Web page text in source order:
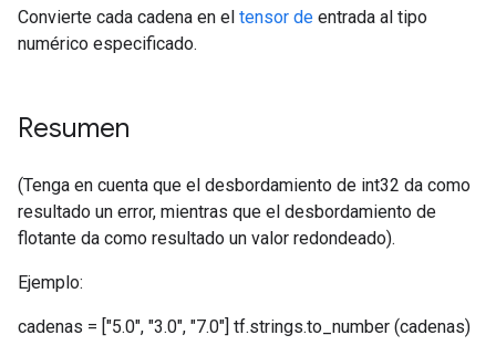
Convierte cada cadena en el tensor de entrada al tipo
numérico especificado.
Resumen
(Tenga en cuenta que el desbordamiento de int32 da como
resultado un error, mientras que el desbordamiento de
flotante da como resultado un valor redondeado).
Ejemplo:
cadenas = ["5.0", "3.0", "7.0"] tf.strings.to_number (cadenas)